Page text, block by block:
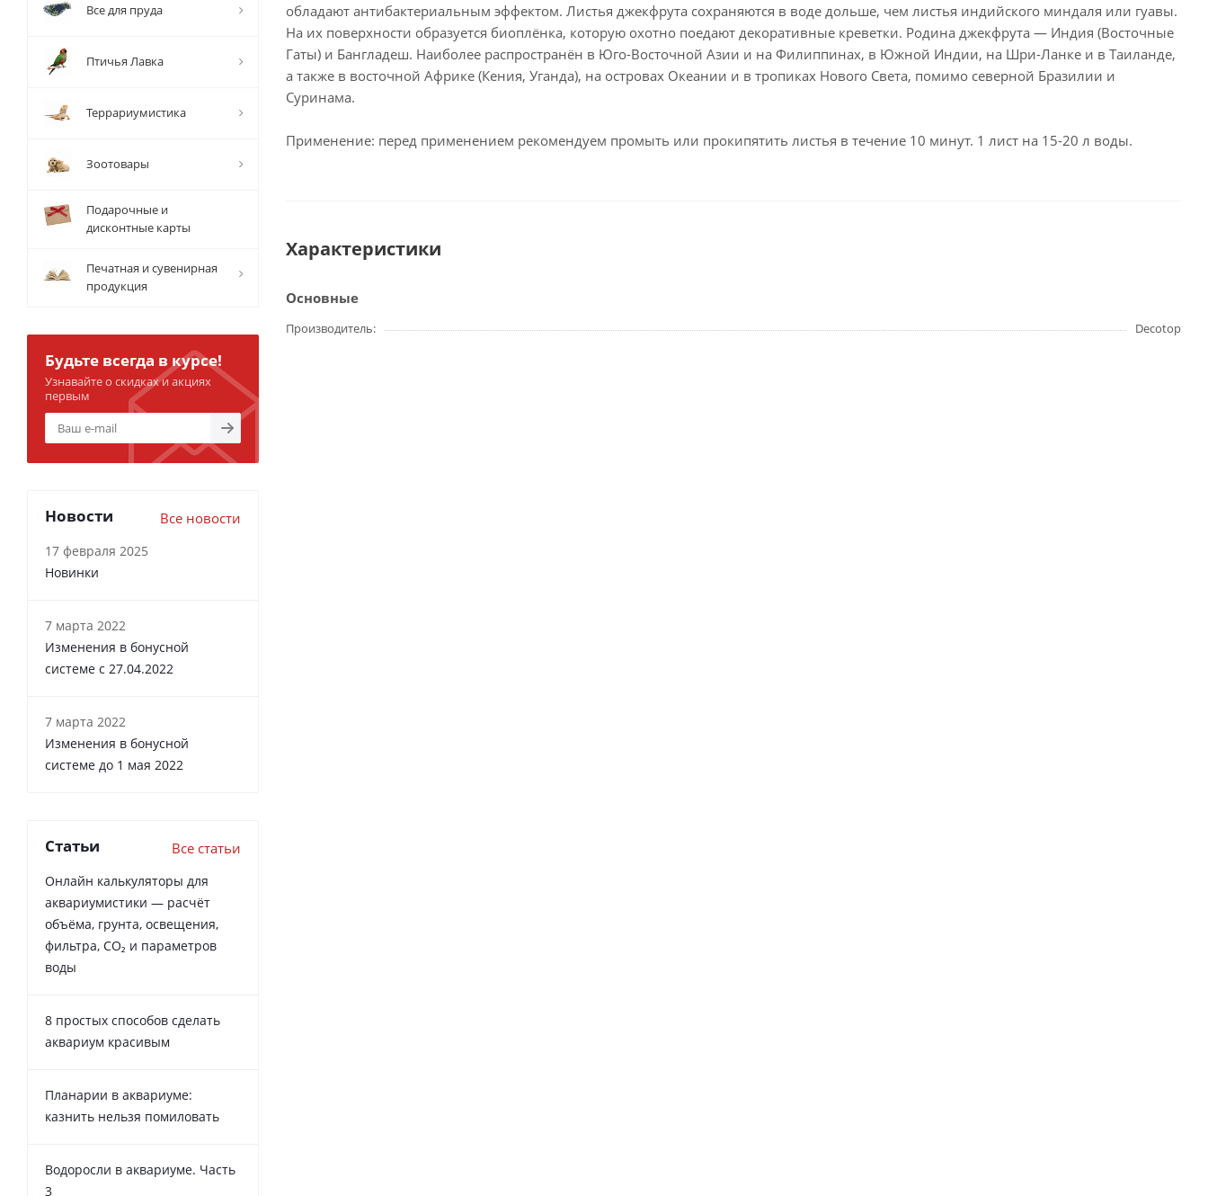
обладают антибактериальным эффектом. Листья джекфрута сохраняются в воде дольше, чем листья индийского миндаля или гуавы.
На их поверхности образуется биоплёнка, которую охотно поедают декоративные креветки. Родина джекфрута — Индия (Восточные
Гаты) и Бангладеш. Наиболее распространён в Юго-Восточной Азии и на Филиппинах, в Южной Индии, на Шри-Ланке и в Таиланде,
а также в восточной Африке (Кения, Уганда), на островах Океании и в тропиках Нового Света, помимо северной Бразилии и
Суринама.
Применение: перед применением рекомендуем промыть или прокипятить листья в течение 10 минут. 1 лист на 15-20 л воды.
Характеристики
Основные
Производитель Decotop
Все для пруда
Птичья Лавка
Террариумистика
Зоотовары
Подарочные и
дисконтные карты
Печатная и сувенирная
продукция
Будьте всегда в курсе!
Узнавайте о скидках и акциях
первым
Новости Все новости
17 февраля 2025
Новинки
7 марта 2022
Изменения в бонусной
системе с 27.04.2022
7 марта 2022
Изменения в бонусной
системе до 1 мая 2022
Статьи Все статьи
Онлайн калькуляторы для
аквариумистики — расчёт
объёма, грунта, освещения,
фильтра, CO₂ и параметров
воды
8 простых способов сделать
аквариум красивым
Планарии в аквариуме:
казнить нельзя помиловать
Водоросли в аквариуме. Часть
3